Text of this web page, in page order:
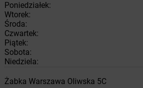
Poniedziałek:
Wtorek:
Środa:
Czwartek:
Piątek:
Sobota:
Niedziela:
Żabka Warszawa Oliwska 5C